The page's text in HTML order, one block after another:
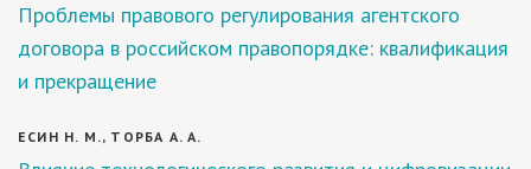
Проблемы правового регулирования агентского
договора в российском правопорядке: квалификация
и прекращение
ЕСИН Н. М., ТОРБА А. А.